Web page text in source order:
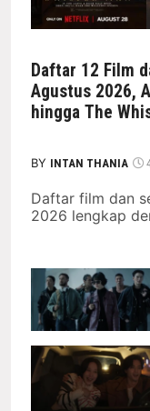
Daftar 12 Film
Agustus 2026,
hingga The
BY INTAN THANIA
Daftar film dan
2026 lengkap